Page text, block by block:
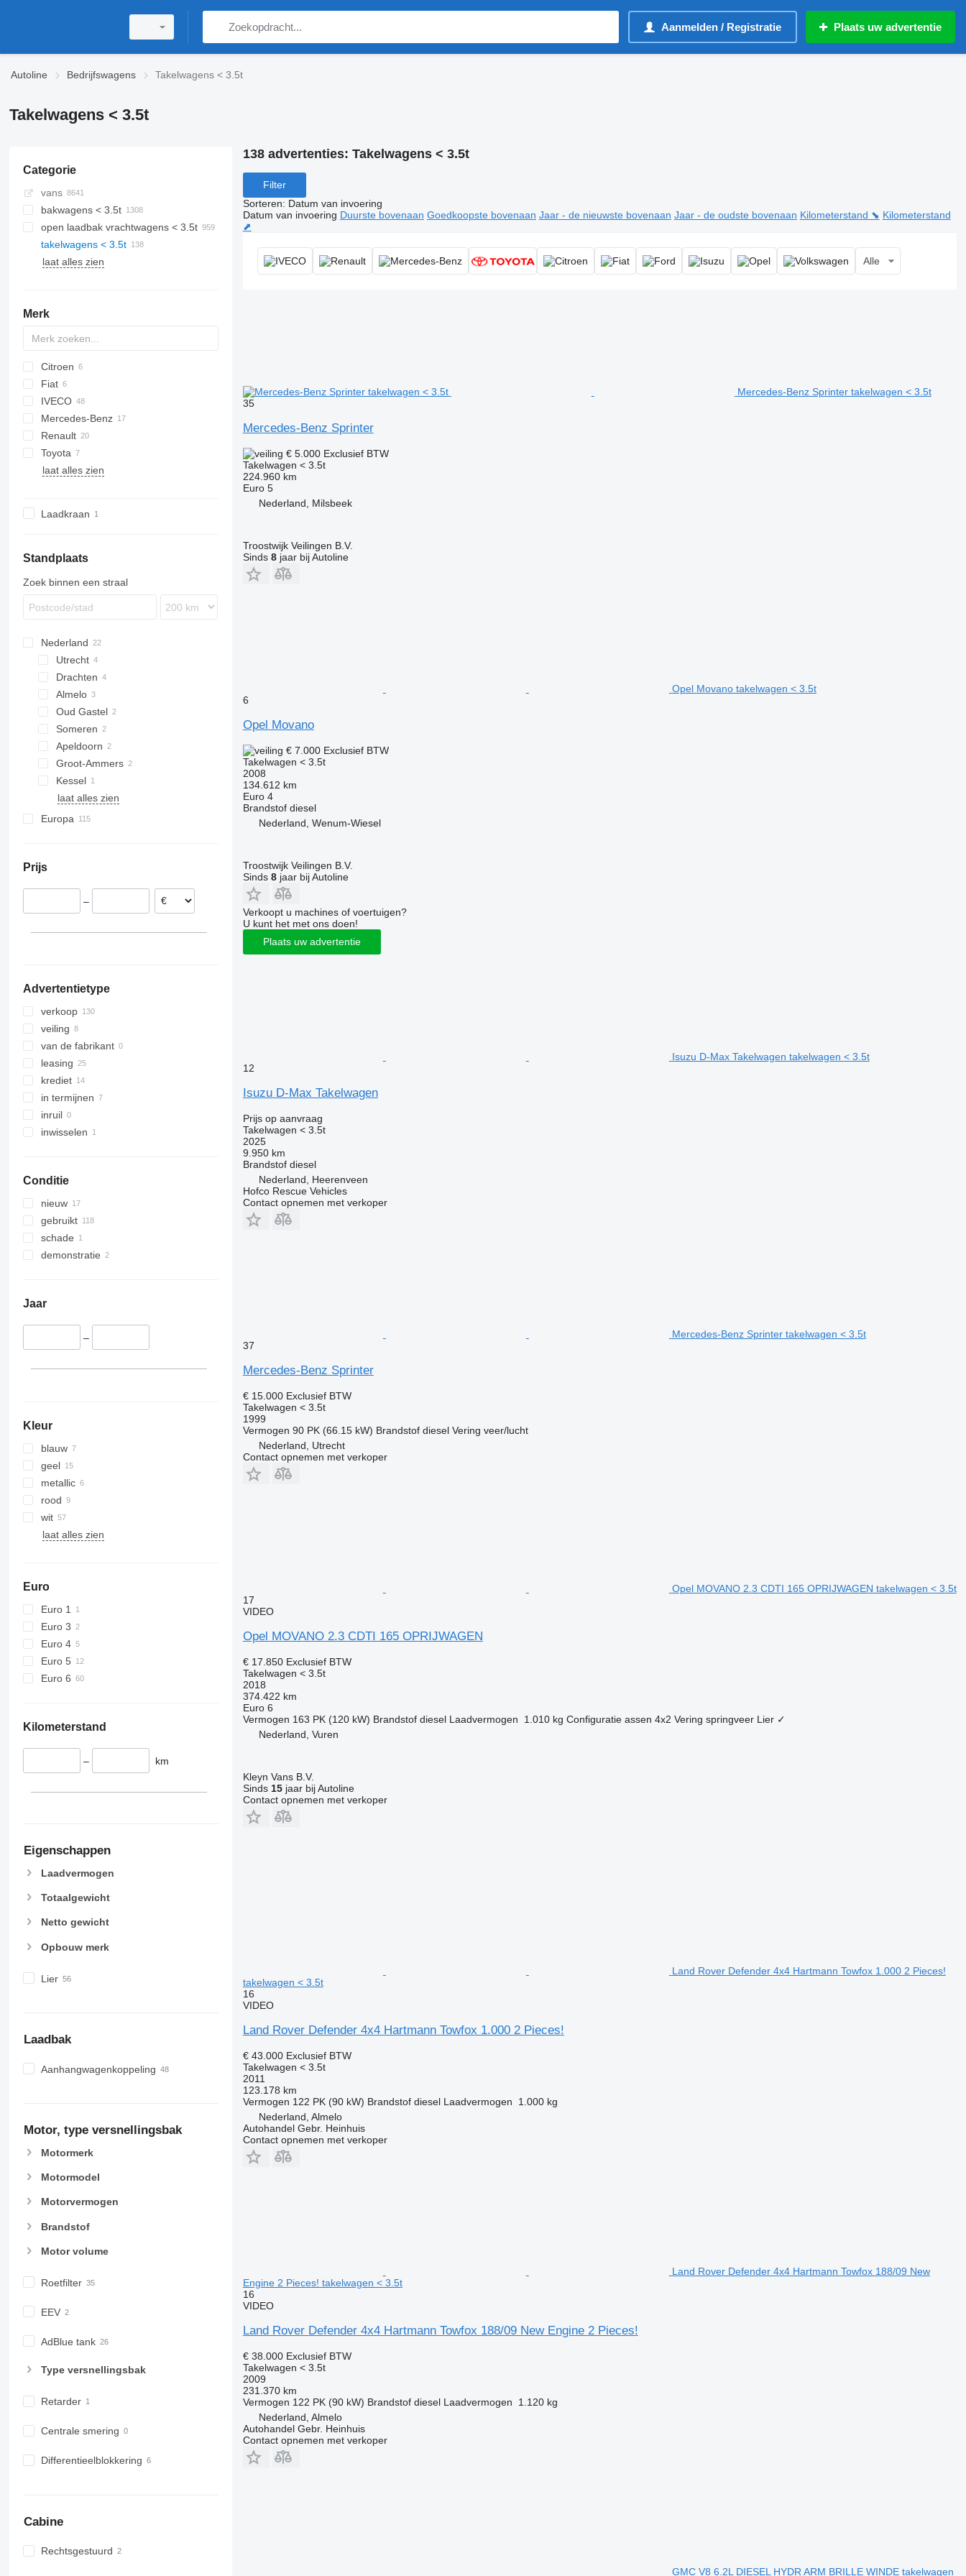
Aanmelden / Registratie Plaats uw advertentie
Autoline Bedrijfswagens Takelwagens < 3.5t
Takelwagens < 3.5t
Categorie
vans
bakwagens < 3.5t
open laadbak vrachtwagens < 3.5t
takelwagens < 3.5t
laat alles zien
Merk
Citroen
Jumper
Fiat
Ducato
3600
F-series
Ranger
Transit
H-series
IVECO
Daily
D-Max
Defender
Mercedes-Benz
Sprinter
Canter
Navara
Movano
Boxer
Renault
Master
Toyota
Dyna
Crafter
FH
laat alles zien
Laadkraan
Standplaats
Zoek binnen een straal
Nederland
Utrecht
Drachten
Almelo
Oud Gastel
Someren
Apeldoorn
Groot-Ammers
Kessel
laat alles zien
Europa
België
Italië
Prijs
–
Advertentietype
verkoop
veiling
van de fabrikant
leasing
krediet
in termijnen
inruil
inwisselen
Conditie
nieuw
gebruikt
schade
demonstratie
Jaar
–
Kleur
blauw
geel
metallic
rood
wit
laat alles zien
Euro
Euro 1
Euro 3
Euro 4
Euro 5
Euro 6
Kilometerstand
– km
Eigenschappen
Laadvermogen
Totaalgewicht
Netto gewicht
Opbouw merk
Lier
Laadbak
Aanhangwagenkoppeling
Motor, type versnellingsbak
Motormerk
Motormodel
Motorvermogen
Brandstof
Motor volume
Roetfilter
EEV
AdBlue tank
Type versnellingsbak
Retarder
Centrale smering
Differentieelblokkering
Cabine
Rechtsgestuurd
138 advertenties: Takelwagens < 3.5t
Filter
Sorteren: Datum van invoering
Datum van invoering Duurste bovenaan Goedkoopste bovenaan Jaar - de nieuwste bovenaan Jaar - de oudste bovenaan Kilometerstand ⬊ Kilometerstand
⬈
Alle
Mercedes-Benz Sprinter takelwagen < 3.5t
35
Mercedes-Benz Sprinter
€ 5.000 Exclusief BTW
Takelwagen < 3.5t
224.960 km
Euro 5
Nederland, Milsbeek
Troostwijk Veilingen B.V.
Sinds 8jaar bij Autoline
Opel Movano takelwagen < 3.5t
6
Opel Movano
€ 7.000 Exclusief BTW
Takelwagen < 3.5t
2008
134.612 km
Euro 4
Brandstof diesel
Nederland, Wenum-Wiesel
Troostwijk Veilingen B.V.
Sinds 8jaar bij Autoline
Verkoopt u machines of voertuigen?
U kunt het met ons doen!
Plaats uw advertentie
Isuzu D-Max Takelwagen takelwagen < 3.5t
12
Isuzu D-Max Takelwagen
Prijs op aanvraag
Takelwagen < 3.5t
2025
9.950 km
Brandstof diesel
Nederland, Heerenveen
Hofco Rescue Vehicles
Contact opnemen met verkoper
Mercedes-Benz Sprinter takelwagen < 3.5t
37
Mercedes-Benz Sprinter
€ 15.000 Exclusief BTW
Takelwagen < 3.5t
1999
Vermogen 90 PK (66.15 kW) Brandstof diesel Vering veer/lucht
Nederland, Utrecht
Contact opnemen met verkoper
Opel MOVANO 2.3 CDTI 165 OPRIJWAGEN takelwagen < 3.5t
17
VIDEO
Opel MOVANO 2.3 CDTI 165 OPRIJWAGEN
€ 17.850 Exclusief BTW
Takelwagen < 3.5t
2018
374.422 km
Euro 6
Vermogen 163 PK (120 kW) Brandstof diesel Laadvermogen 1.010 kg Configuratie assen 4x2 Vering springveer Lier ✓
Nederland, Vuren
Kleyn Vans B.V.
Sinds 15jaar bij Autoline
Contact opnemen met verkoper
Land Rover Defender 4x4 Hartmann Towfox 1.000 2 Pieces!
takelwagen < 3.5t
16
VIDEO
Land Rover Defender 4x4 Hartmann Towfox 1.000 2 Pieces!
€ 43.000 Exclusief BTW
Takelwagen < 3.5t
2011
123.178 km
Vermogen 122 PK (90 kW) Brandstof diesel Laadvermogen
1.000 kg
Nederland, Almelo
Autohandel Gebr. Heinhuis
Contact opnemen met verkoper
Land Rover Defender 4x4 Hartmann Towfox 188/09 New
Engine 2 Pieces! takelwagen < 3.5t
16
VIDEO
Land Rover Defender 4x4 Hartmann Towfox 188/09 New Engine 2 Pieces!
€ 38.000 Exclusief BTW
Takelwagen < 3.5t
2009
231.370 km
Vermogen 122 PK (90 kW) Brandstof diesel Laadvermogen
1.120 kg
Nederland, Almelo
Autohandel Gebr. Heinhuis
Contact opnemen met verkoper
GMC V8 6.2L DIESEL HYDR ARM BRILLE WINDE takelwagen